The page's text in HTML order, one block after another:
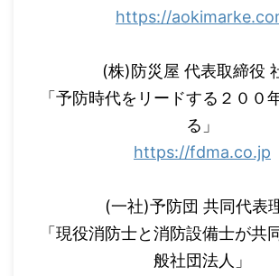
https://
(株)防災屋 代表取締役
「予防時代をリードする２００
る」
https://fdma.co.jp
(一社)予防団 共同代表
「現役消防士と消防設備士が共
般社団法人」